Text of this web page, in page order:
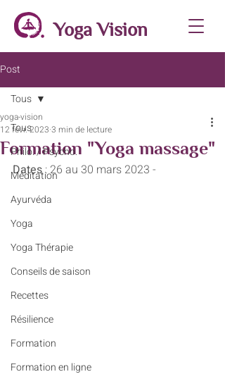
Yoga Vision
Post
Tous
Philo. / Psycho.
Méditation
Ayurvéda
Yoga
Yoga Thérapie
Conseils de saison
Recettes
Résilience
Formation
Formation en ligne
Tous
Formation "Yoga massage"
yoga-vision
12 févr. 2023 3 min de lecture
Dates : 26 au 30 mars 2023 -